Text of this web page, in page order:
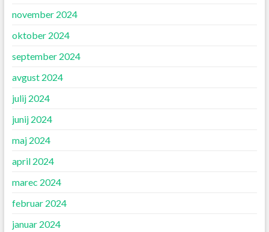
november 2024
oktober 2024
september 2024
avgust 2024
julij 2024
junij 2024
maj 2024
april 2024
marec 2024
februar 2024
januar 2024